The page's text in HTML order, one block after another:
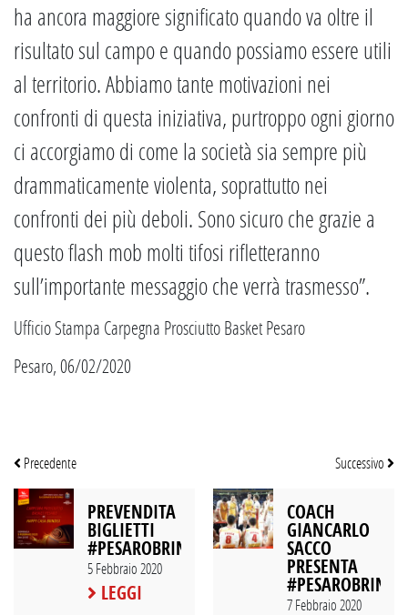
ha ancora maggiore significato quando va oltre il
risultato sul campo e quando possiamo essere utili
al territorio. Abbiamo tante motivazioni nei
confronti di questa iniziativa, purtroppo ogni giorno
ci accorgiamo di come la società sia sempre più
drammaticamente violenta, soprattutto nei
confronti dei più deboli. Sono sicuro che grazie a
questo flash mob molti tifosi rifletteranno
sull’importante messaggio che verrà trasmesso”.
Ufficio Stampa Carpegna Prosciutto Basket Pesaro
Pesaro, 06/02/2020
Precedente
PREVENDITA
BIGLIETTI
#PESAROBRINDISI
5 Febbraio 2020
LEGGI
Successivo
COACH
GIANCARLO
SACCO
PRESENTA
7 Febbraio 2020